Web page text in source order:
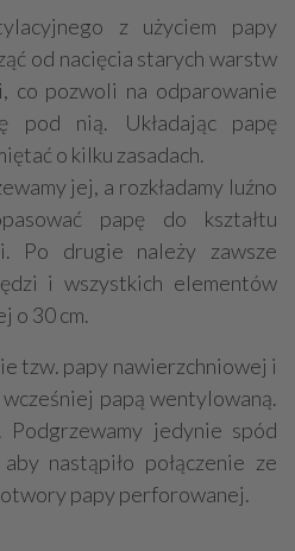
z użyciem papy
od nacięcia starych warstw
co pozwoli na odparowanie
pod nią. Układając papę
o kilku zasadach.
jej, a rozkładamy luźno
papę do kształtu
Po drugie należy zawsze
i wszystkich elementów
o 30 cm.
tzw. papy nawierzchniowej i
papą wentylowaną.
Podgrzewamy jedynie spód
nastąpiło połączenie ze
papy perforowanej.